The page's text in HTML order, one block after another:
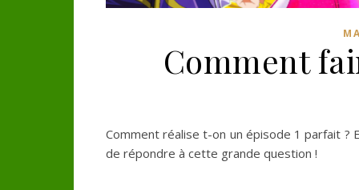
Comment
Comment réalise t-on un épisode 1 parfait ?
de répondre à cette grande question !